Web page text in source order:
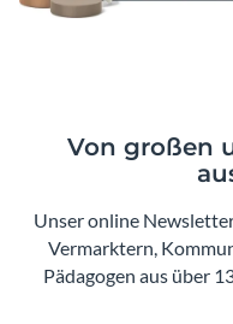
Von großen
Unser online
Vermarktern,
Pädagogen aus über